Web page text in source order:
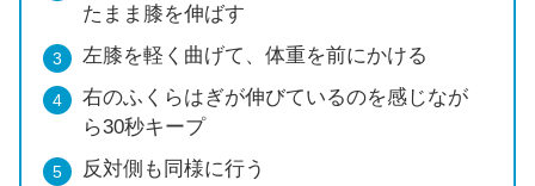
たまま膝を伸ばす
左膝を軽く曲げて、体重を前にかける
右のふくらはぎが伸びているのを感じなが
ら30秒キープ
反対側も同様に行う